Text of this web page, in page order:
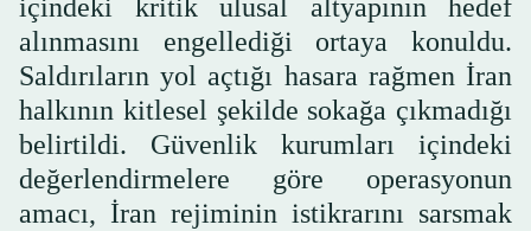
içindeki kritik ulusal altyapının hedef
alınmasını engellediği ortaya konuldu.
Saldırıların yol açtığı hasara rağmen İran
halkının kitlesel şekilde sokağa çıkmadığı
belirtildi. Güvenlik kurumları içindeki
değerlendirmelere göre operasyonun
amacı, İran rejiminin istikrarını sarsmak